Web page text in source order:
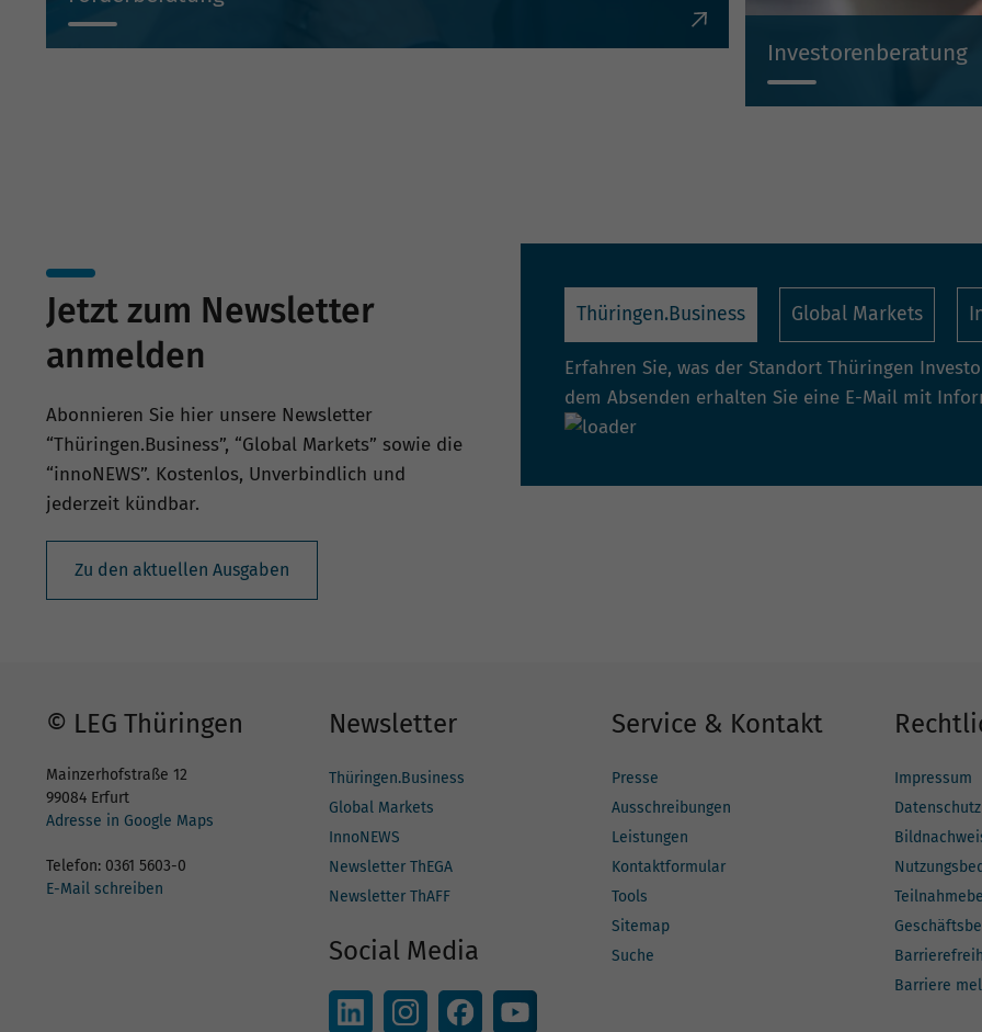
Investorenberatung
Jetzt zum Newsletter
anmelden
Abonnieren Sie hier unsere Newsletter
“Thüringen.Business”, “Global Markets” sowie die
“innoNEWS”. Kostenlos, Unverbindlich und
jederzeit kündbar.
Zu den aktuellen Ausgaben
Thüringen.Business Global Markets
Erfahren Sie, was der Standort Thüringen
dem Absenden erhalten Sie eine E-Mail mit
© LEG Thüringen
Mainzerhofstraße 12
99084 Erfurt
Adresse in Google Maps
Telefon: 0361 5603-0
E-Mail schreiben
Newsletter
Thüringen.Business
Global Markets
InnoNEWS
Newsletter ThEGA
Newsletter ThAFF
Social Media
Service & Kontakt
Presse
Ausschreibungen
Leistungen
Kontaktformular
Tools
Sitemap
Suche
Impressum
Datenschutz
Barriere